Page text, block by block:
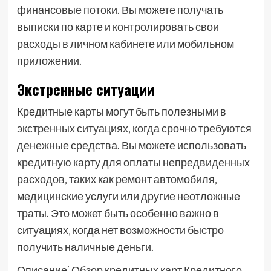
финансовые потоки. Вы можете получать
выписки по карте и контролировать свои
расходы в личном кабинете или мобильном
приложении.
Экстренные ситуации
Кредитные карты могут быть полезными в
экстренных ситуациях‚ когда срочно требуются
денежные средства. Вы можете использовать
кредитную карту для оплаты непредвиденных
расходов‚ таких как ремонт автомобиля‚
медицинские услуги или другие неотложные
траты. Это может быть особенно важно в
ситуациях‚ когда нет возможности быстро
получить наличные деньги.